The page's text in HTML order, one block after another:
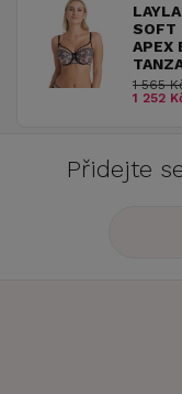
SOFT
APEX
1 565
1 252
Přidejte